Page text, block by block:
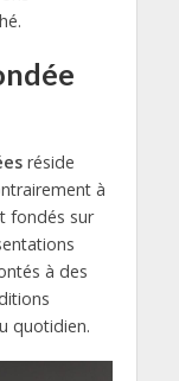
réside
à
fondés sur
à des
quotidien.